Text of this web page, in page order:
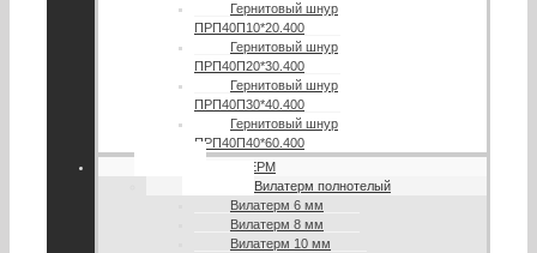
Гернитовый шнур
ПРП40П10*20.400
Гернитовый шнур
ПРП40П20*30.400
Гернитовый шнур
ПРП40П30*40.400
Гернитовый шнур
ПРП40П40*60.400
ВИЛАТЕРМ
Вилатерм полнотелый
Вилатерм 6 мм
Вилатерм 8 мм
Вилатерм 10 мм